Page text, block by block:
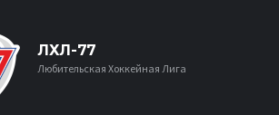
ЛХЛ-77
Любительская Хоккейная Лига